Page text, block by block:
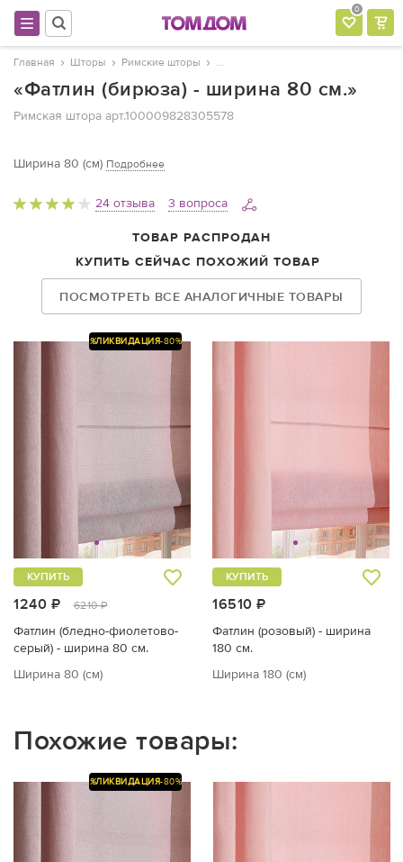
0
Главная Шторы Римские шторы
«Фатлин (бирюза) - ширина 80 см.»
Римская штора арт.100009828305578
Ширина 80 (см) Подробнее
24 отзыва 3 вопроса
ТОВАР РАСПРОДАН
КУПИТЬ СЕЙЧАС ПОХОЖИЙ ТОВАР
ПОСМОТРЕТЬ ВСЕ АНАЛОГИЧНЫЕ ТОВАРЫ
%ЛИКВИДАЦИЯ-80%
1240 ₽ 6210 ₽
КУПИТЬ
Фатлин (бледно-фиолетово-
серый) - ширина 80 см.
Ширина 80 (см)
16510 ₽
КУПИТЬ
Фатлин (розовый) - ширина
180 см.
Ширина 180 (см)
Похожие товары:
%ЛИКВИДАЦИЯ-80%